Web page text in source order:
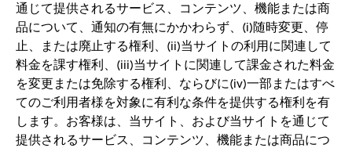
通じて提供されるサービス、コンテンツ、機能または商
品について、通知の有無にかかわらず、(i)随時変更、停
止、または廃止する権利、(ii)当サイトの利用に関連して
料金を課す権利、(iii)当サイトに関連して課金された料金
を変更または免除する権利、ならびに(iv)一部またはすべ
てのご利用者様を対象に有利な条件を提供する権利を有
します。お客様は、当サイト、および当サイトを通じて
提供されるサービス、コンテンツ、機能または商品につ